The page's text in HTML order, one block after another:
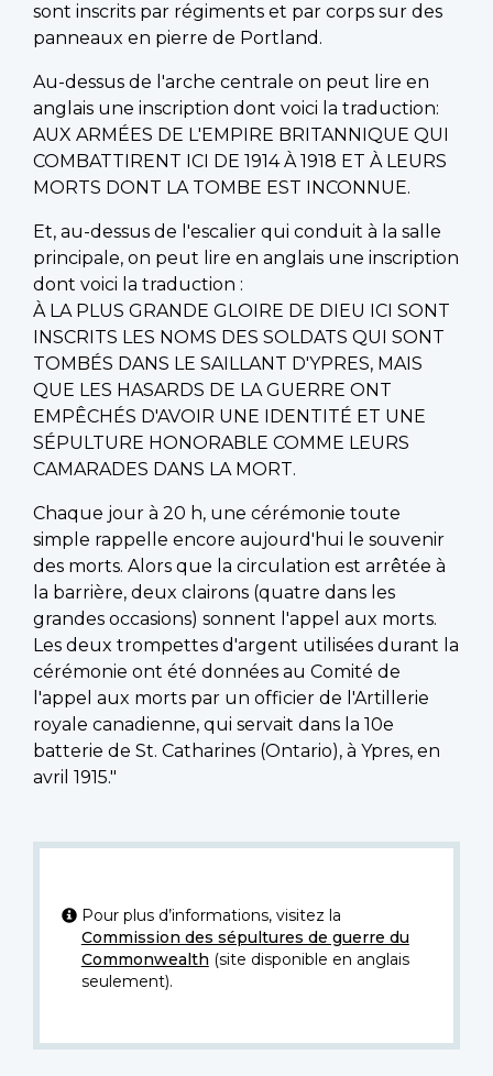
sont inscrits par régiments et par corps sur des
panneaux en pierre de Portland.
Au-dessus de l'arche centrale on peut lire en
anglais une inscription dont voici la traduction:
AUX ARMÉES DE L'EMPIRE BRITANNIQUE QUI
COMBATTIRENT ICI DE 1914 À 1918 ET À LEURS
MORTS DONT LA TOMBE EST INCONNUE.
Et, au-dessus de l'escalier qui conduit à la salle
principale, on peut lire en anglais une inscription
dont voici la traduction :
À LA PLUS GRANDE GLOIRE DE DIEU ICI SONT
INSCRITS LES NOMS DES SOLDATS QUI SONT
TOMBÉS DANS LE SAILLANT D'YPRES, MAIS
QUE LES HASARDS DE LA GUERRE ONT
EMPÊCHÉS D'AVOIR UNE IDENTITÉ ET UNE
SÉPULTURE HONORABLE COMME LEURS
CAMARADES DANS LA MORT.
Chaque jour à 20 h, une cérémonie toute
simple rappelle encore aujourd'hui le souvenir
des morts. Alors que la circulation est arrêtée à
la barrière, deux clairons (quatre dans les
grandes occasions) sonnent l'appel aux morts.
Les deux trompettes d'argent utilisées durant la
cérémonie ont été données au Comité de
l'appel aux morts par un officier de l'Artillerie
royale canadienne, qui servait dans la 10e
batterie de St. Catharines (Ontario), à Ypres, en
avril 1915."
Pour plus d’informations, visitez la
Commission des sépultures de guerre du
Commonwealth (site disponible en anglais
seulement).